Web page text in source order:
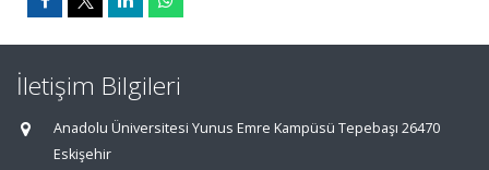
İletişim Bilgileri
Anadolu Üniversitesi Yunus Emre Kampüsü Tepebaşı 26470
Eskişehir